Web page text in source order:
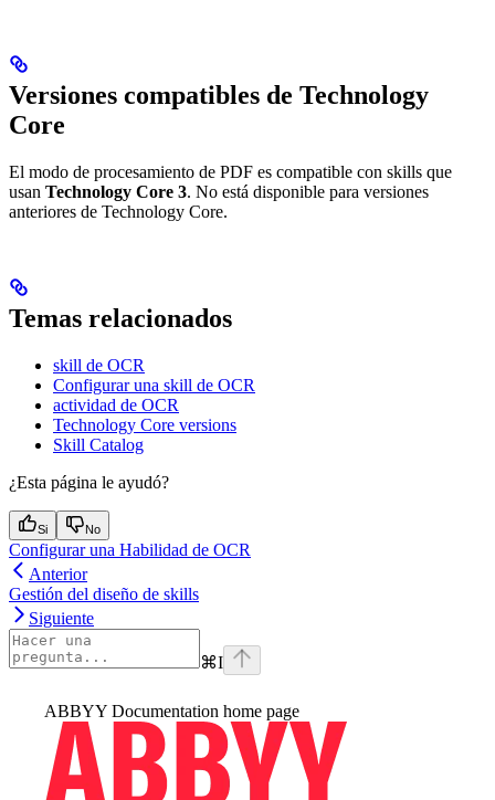
Versiones compatibles de Technology
Core
El modo de procesamiento de PDF es compatible con skills que
usan Technology Core 3. No está disponible para versiones
anteriores de Technology Core.
Temas relacionados
skill de OCR
Configurar una skill de OCR
actividad de OCR
Technology Core versions
Skill Catalog
¿Esta página le ayudó?
Si No
Configurar una Habilidad de OCR
Anterior
Gestión del diseño de skills
Siguiente
⌘I
ABBYY Documentation home page